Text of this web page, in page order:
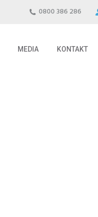
0800 386 286
MEDIA KONTAKT
MEDIA KONTAKT